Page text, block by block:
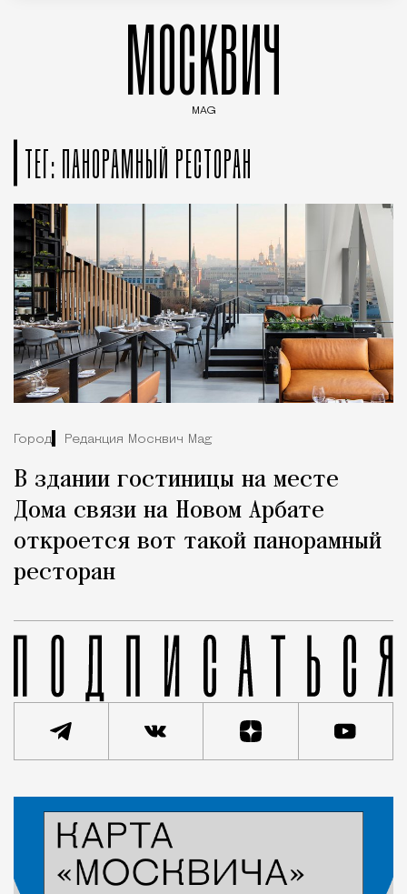
МОСКВИЧ
MAG
ТЕГ: ПАНОРАМНЫЙ РЕСТОРАН
Город Редакция Москвич Mag
В здании гостиницы на месте
Дома связи на Новом Арбате
откроется вот такой панорамный
ресторан